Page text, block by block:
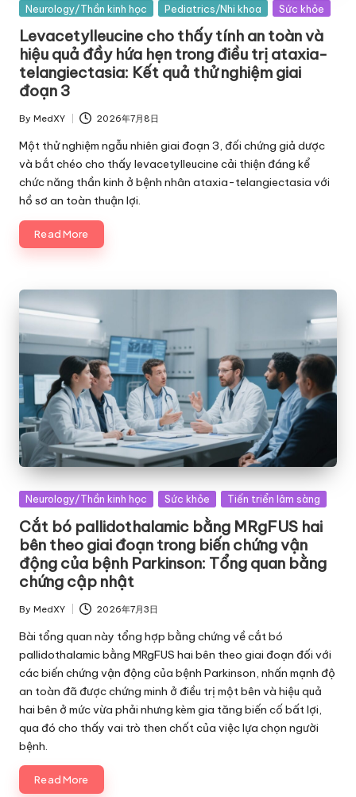
Posted
Neurology/Thần kinh học Pediatrics/Nhi khoa Sức khỏe
Levacetylleucine cho thấy tính an toàn và
hiệu quả đầy hứa hẹn trong điều trị ataxia-
telangiectasia: Kết quả thử nghiệm giai
đoạn 3
Posted
by
By MedXY 2026年7月8日
Một thử nghiệm ngẫu nhiên giai đoạn 3, đối chứng giả dược
và bắt chéo cho thấy levacetylleucine cải thiện đáng kể
chức năng thần kinh ở bệnh nhân ataxia-telangiectasia với
hồ sơ an toàn thuận lợi.
Read More
Posted
Neurology/Thần kinh học Sức khỏe Tiến triển lâm sàng
Cắt bó pallidothalamic bằng MRgFUS hai
bên theo giai đoạn trong biến chứng vận
động của bệnh Parkinson: Tổng quan bằng
chứng cập nhật
Posted
by
By MedXY 2026年7月3日
Bài tổng quan này tổng hợp bằng chứng về cắt bó
pallidothalamic bằng MRgFUS hai bên theo giai đoạn đối với
các biến chứng vận động của bệnh Parkinson, nhấn mạnh độ
an toàn đã được chứng minh ở điều trị một bên và hiệu quả
hai bên ở mức vừa phải nhưng kèm gia tăng biến cố bất lợi,
qua đó cho thấy vai trò then chốt của việc lựa chọn người
bệnh.
Read More